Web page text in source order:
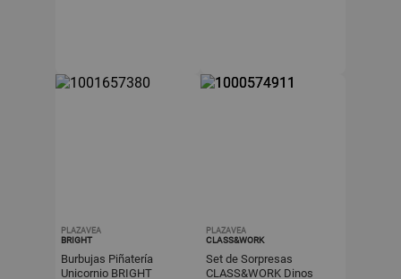
PLAZAVEA
BRIGHT
Burbujas Piñatería
Unicornio BRIGHT
PLAZAVEA
CLASS&WORK
Set de Sorpresas
CLASS&WORK Dinos